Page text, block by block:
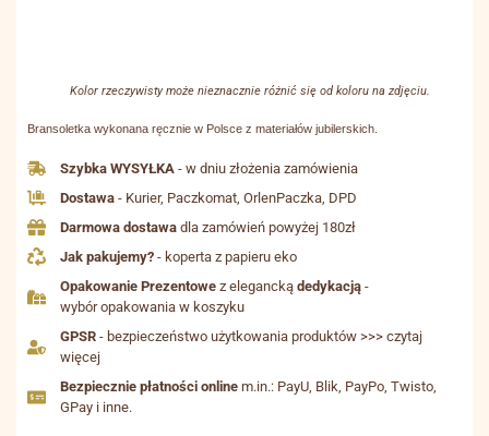
Kolor rzeczywisty może nieznacznie różnić się od koloru na zdjęciu.
Bransoletka wykonana ręcznie w Polsce z materiałów jubilerskich.
Szybka WYSYŁKA - w dniu złożenia zamówienia
Dostawa - Kurier, Paczkomat, OrlenPaczka, DPD
Darmowa dostawa dla zamówień powyżej 180zł
Jak pakujemy? - koperta z papieru eko
Opakowanie Prezentowe z eleganckądedykacją -
wybór opakowania w koszyku
GPSR - bezpieczeństwo użytkowania produktów >>> czytaj
więcej
Bezpiecznie płatności online m.in.: PayU, Blik, PayPo, Twisto,
GPay i inne.